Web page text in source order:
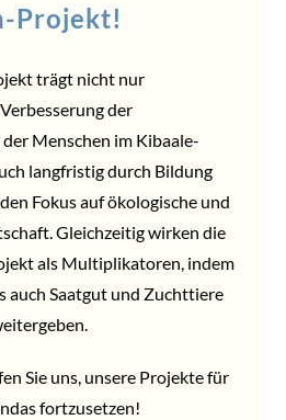
Projekt!
trägt nicht nur
der
Menschen im Kibaale-
langfristig durch Bildung
Fokus auf ökologische und
Gleichzeitig wirken die
als Multiplikatoren, indem
auch Saatgut und Zuchttiere
Sie uns, unsere Projekte für
fortzusetzen!